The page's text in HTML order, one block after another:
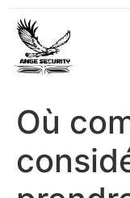
Où